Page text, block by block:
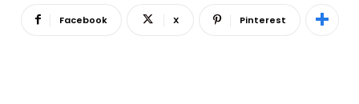
Facebook X Pinterest